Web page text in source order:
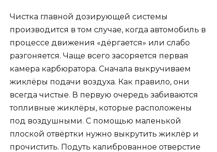
Чистка главной дозирующей системы
производится в том случае, когда автомобиль в
процессе движения «дёргается» или слабо
разгоняется. Чаще всего засоряется первая
камера карбюратора. Сначала выкручиваем
жиклёры подачи воздуха. Как правило, они
всегда чистые. В первую очередь забиваются
топливные жиклёры, которые расположены
под воздушными. С помощью маленькой
плоской отвёртки нужно выкрутить жиклёр и
прочистить. Подуть калиброванное отверстие